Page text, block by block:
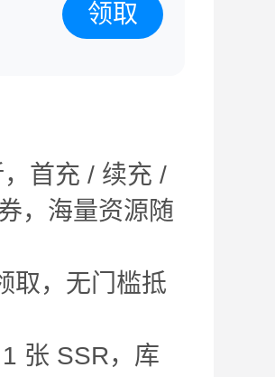
领取
首充 / 续充 /
，海量资源随
取，无门槛抵
张 SSR，库